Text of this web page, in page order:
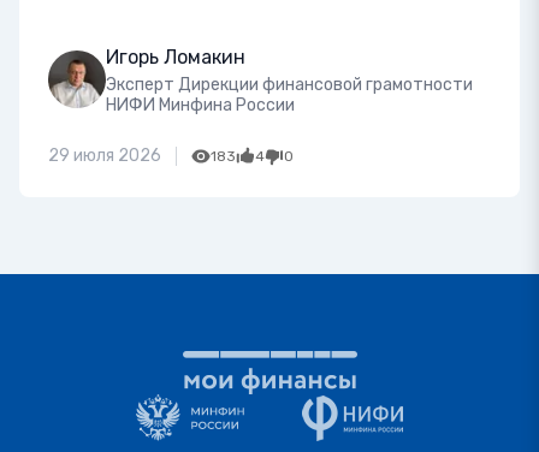
Игорь Ломакин
Эксперт Дирекции финансовой грамотности
НИФИ Минфина России
29 июля 2026 183 4 0